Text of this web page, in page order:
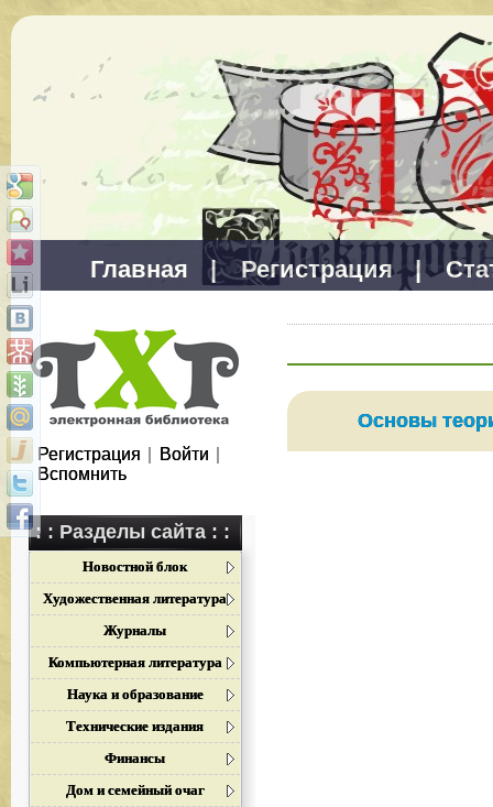
Главная | Регистрация |
Регистрация Войти
Вспомнить
: : Разделы сайта : :
Новостной блок
Художественная литература
Журналы
Компьютерная литература
Наука и образование
Технические издания
Финансы
Дом и семейный очаг
Основы